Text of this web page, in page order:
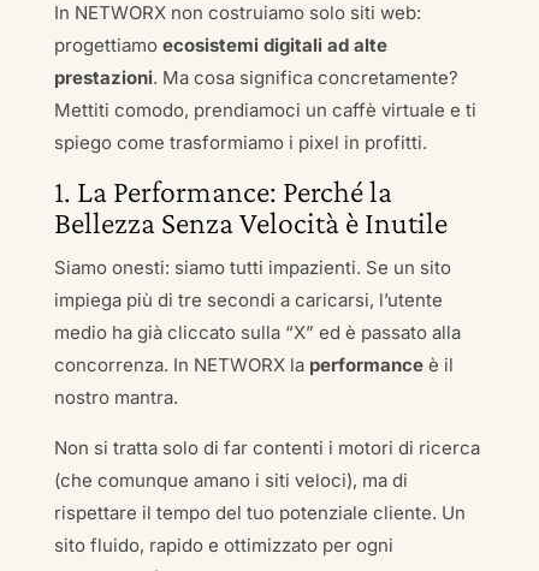
In NETWORX non costruiamo solo siti web:
progettiamo ecosistemi digitali ad alte
prestazioni. Ma cosa significa concretamente?
Mettiti comodo, prendiamoci un caffè virtuale e ti
spiego come trasformiamo i pixel in profitti.
1. La Performance: Perché la
Bellezza Senza Velocità è Inutile
Siamo onesti: siamo tutti impazienti. Se un sito
impiega più di tre secondi a caricarsi, l’utente
medio ha già cliccato sulla “X” ed è passato alla
concorrenza. In NETWORX la performanceè il
nostro mantra.
Non si tratta solo di far contenti i motori di ricerca
(che comunque amano i siti veloci), ma di
rispettare il tempo del tuo potenziale cliente. Un
sito fluido, rapido e ottimizzato per ogni